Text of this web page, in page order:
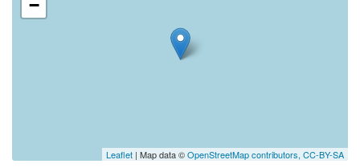
−
Leaflet | Map data ©OpenStreetMap contributors, CC-BY-SA